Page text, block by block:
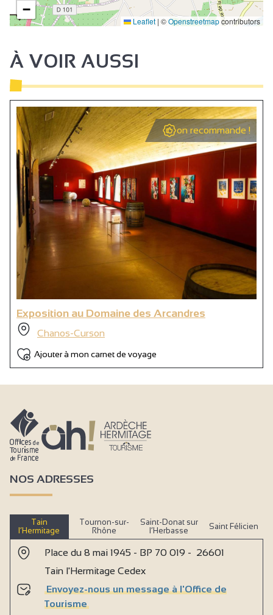
−
Leaflet | ©Openstreetmapcontributors
À VOIR AUSSI
on recommande !
Exposition au Domaine des Arcandres
Chanos-Curson
Ajouter à mon carnet de voyage
NOS ADRESSES
Tain
l’Hermitage
Tournon-sur-
Rhône
Saint-Donat sur
l’Herbasse
Saint Félicien
Place du 8 mai 1945 - BP 70 019 - 26601
Tain l'Hermitage Cedex
Envoyez-nous un message à l'Office de
Tourisme